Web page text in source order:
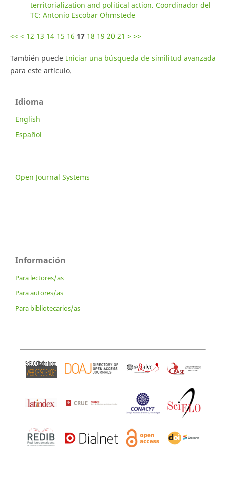
territorialization and political action. Coordinador del
TC: Antonio Escobar Ohmstede
<< < 12 13 14 15 16 17 18 19 20 21 > >>
También puede Iniciar una búsqueda de similitud avanzada
para este artículo.
Idioma
English
Español
Open Journal Systems
Información
Para lectores/as
Para autores/as
Para bibliotecarios/as